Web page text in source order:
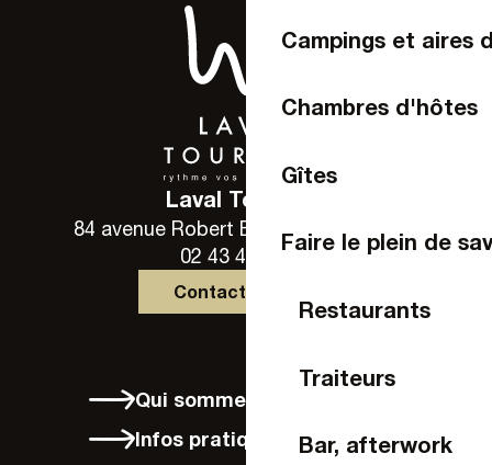
Campings et aires
Chambres d'hôtes
Gîtes
Faire le plein de
Restaurants
Traiteurs
Bar, afterwork
Laval Tourisme
84 avenue Robert Buron - 53000 Laval
02 43 49 46 46
Contactez-nous
Qui sommes-nous ?
Infos pratiques